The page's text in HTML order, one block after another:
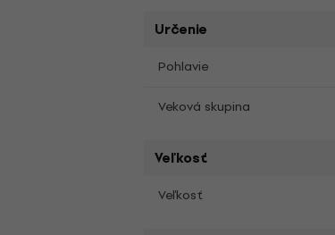
Určenie
Pohlavie
Veková skupina
Veľkosť
Veľkosť